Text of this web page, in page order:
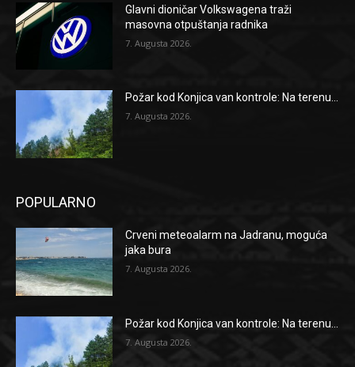
Glavni dioničar Volkswagena traži
masovna otpuštanja radnika
7. Augusta 2026.
Požar kod Konjica van kontrole: Na terenu...
7. Augusta 2026.
POPULARNO
Crveni meteoalarm na Jadranu, moguća
jaka bura
7. Augusta 2026.
Požar kod Konjica van kontrole: Na terenu...
7. Augusta 2026.